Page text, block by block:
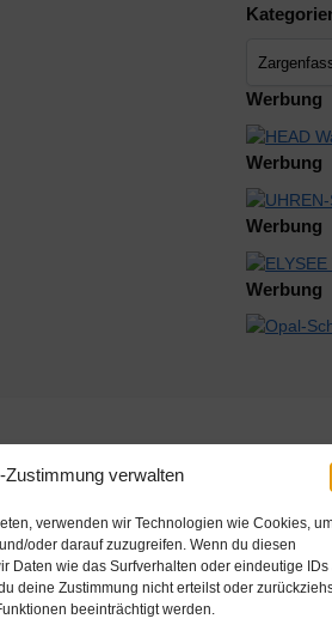
Zustimmung verwalten
verwenden wir Technologien wie Cookies,
oder darauf zuzugreifen. Wenn du diesen
Daten wie das Surfverhalten oder eindeutige IDs
deine Zustimmung nicht erteilst oder
beeinträchtigt werden.
Werbung
Werbung
Werbung
Werbung